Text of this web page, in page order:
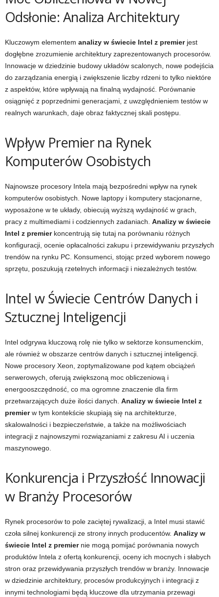
Odsłonie: Analiza Architektury
Kluczowym elementem analizy w świecie Intel z premierjest
dogłębne zrozumienie architektury zaprezentowanych procesorów.
Innowacje w dziedzinie budowy układów scalonych, nowe podejścia
do zarządzania energią i zwiększenie liczby rdzeni to tylko niektóre
z aspektów, które wpływają na finalną wydajność. Porównanie
osiągnięć z poprzednimi generacjami, z uwzględnieniem testów w
realnych warunkach, daje obraz faktycznej skali postępu.
Wpływ Premier na Rynek
Komputerów Osobistych
Najnowsze procesory Intela mają bezpośredni wpływ na rynek
komputerów osobistych. Nowe laptopy i komputery stacjonarne,
wyposażone w te układy, obiecują wyższą wydajność w grach,
pracy z multimediami i codziennych zadaniach. Analizy w świecie
Intel z premierkoncentrują się tutaj na porównaniu różnych
konfiguracji, ocenie opłacalności zakupu i przewidywaniu przyszłych
trendów na rynku PC. Konsumenci, stojąc przed wyborem nowego
sprzętu, poszukują rzetelnych informacji i niezależnych testów.
Intel w Świecie Centrów Danych i
Sztucznej Inteligencji
Intel odgrywa kluczową rolę nie tylko w sektorze konsumenckim,
ale również w obszarze centrów danych i sztucznej inteligencji.
Nowe procesory Xeon, zoptymalizowane pod kątem obciążeń
serwerowych, oferują zwiększoną moc obliczeniową i
energooszczędność, co ma ogromne znaczenie dla firm
przetwarzających duże ilości danych. Analizy w świecie Intel z
premierw tym kontekście skupiają się na architekturze,
skalowalności i bezpieczeństwie, a także na możliwościach
integracji z najnowszymi rozwiązaniami z zakresu AI i uczenia
maszynowego.
Konkurencja i Przyszłość Innowacji
w Branży Procesorów
Rynek procesorów to pole zaciętej rywalizacji, a Intel musi stawić
czoła silnej konkurencji ze strony innych producentów. Analizy w
świecie Intel z premiernie mogą pomijać porównania nowych
produktów Intela z ofertą konkurencji, oceny ich mocnych i słabych
stron oraz przewidywania przyszłych trendów w branży. Innowacje
w dziedzinie architektury, procesów produkcyjnych i integracji z
innymi technologiami będą kluczowe dla utrzymania przewagi